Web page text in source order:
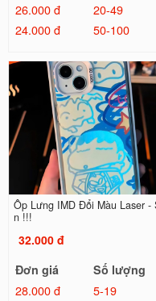
26.000 đ
20-49
24.000 đ
50-100
Ốp Lưng IMD Đổi Màu Laser -
n !!!
32.000 đ
Đơn giá
Số lượng
28.000 đ
5-19